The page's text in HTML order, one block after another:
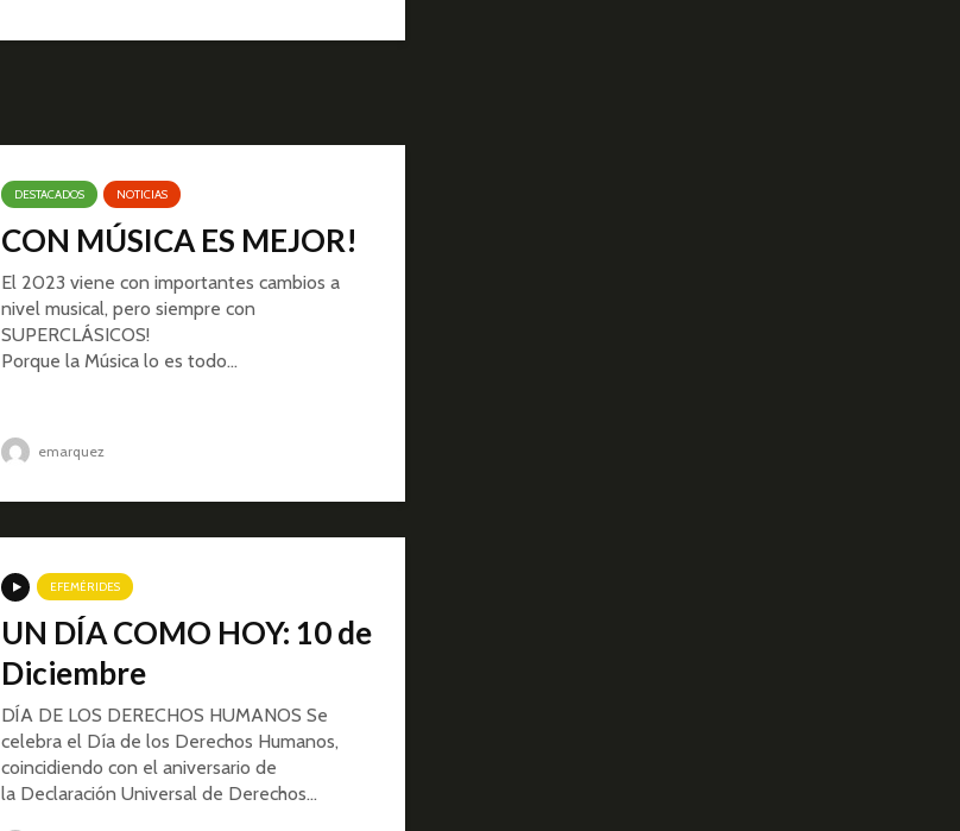
DESTACADOS NOTICIAS
CON MÚSICA ES MEJOR!
El 2023 viene con importantes cambios a
nivel musical, pero siempre con
SUPERCLÁSICOS!
Porque la Música lo es todo…
emarquez
EFEMÉRIDES
UN DÍA COMO HOY: 10 de
Diciembre
DÍA DE LOS DERECHOS HUMANOS Se
celebra el Día de los Derechos Humanos,
coincidiendo con el aniversario de
la Declaración Universal de Derechos...